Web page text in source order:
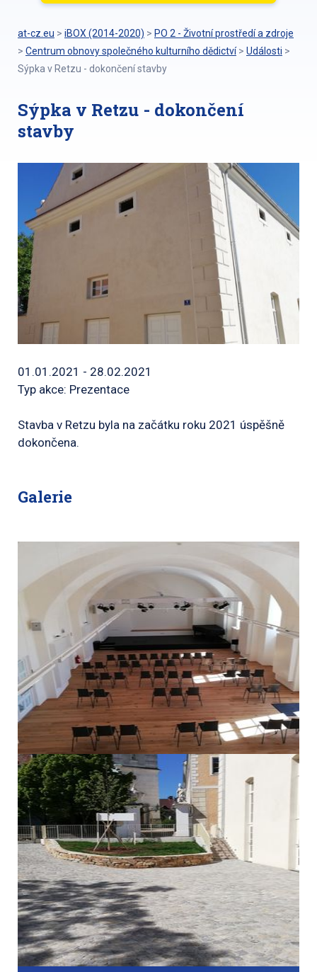
at-cz.eu > iBOX (2014-2020) > PO 2 - Životní prostředí a zdroje
> Centrum obnovy společného kulturního dědictví > Události >
Sýpka v Retzu - dokončení stavby
Sýpka v Retzu - dokončení
stavby
01.01.2021 - 28.02.2021
Typ akce: Prezentace
Stavba v Retzu byla na začátku roku 2021 úspěšně
dokončena.
Galerie